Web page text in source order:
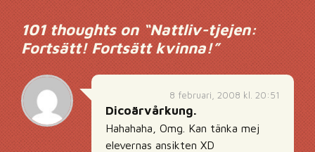
101 thoughts on “Nattliv-tjejen:
Fortsätt! Fortsätt kvinna!”
8 februari, 2008 kl. 20:51
Dicoärvårkung.
Hahahaha, Omg. Kan tänka mej
elevernas ansikten XD